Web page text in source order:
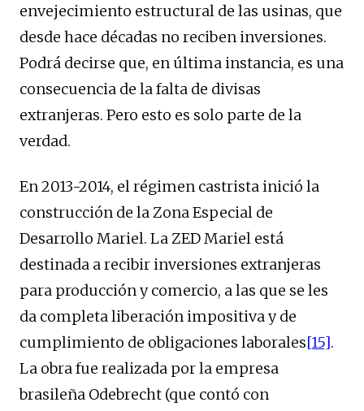
envejecimiento estructural de las usinas, que
desde hace décadas no reciben inversiones.
Podrá decirse que, en última instancia, es una
consecuencia de la falta de divisas
extranjeras. Pero esto es solo parte de la
verdad.
En 2013-2014, el régimen castrista inició la
construcción de la Zona Especial de
Desarrollo Mariel. La ZED Mariel está
destinada a recibir inversiones extranjeras
para producción y comercio, a las que se les
da completa liberación impositiva y de
cumplimiento de obligaciones laborales[15].
La obra fue realizada por la empresa
brasileña Odebrecht (que contó con